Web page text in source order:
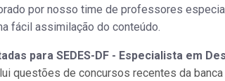
por nosso time de professores
fácil assimilação do conteúdo.
para SEDES-DF - Especialista em
questões de concursos recentes da